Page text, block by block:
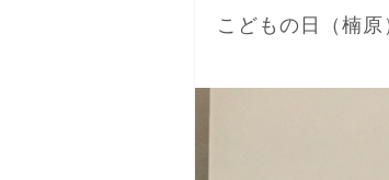
こどもの日（楠原